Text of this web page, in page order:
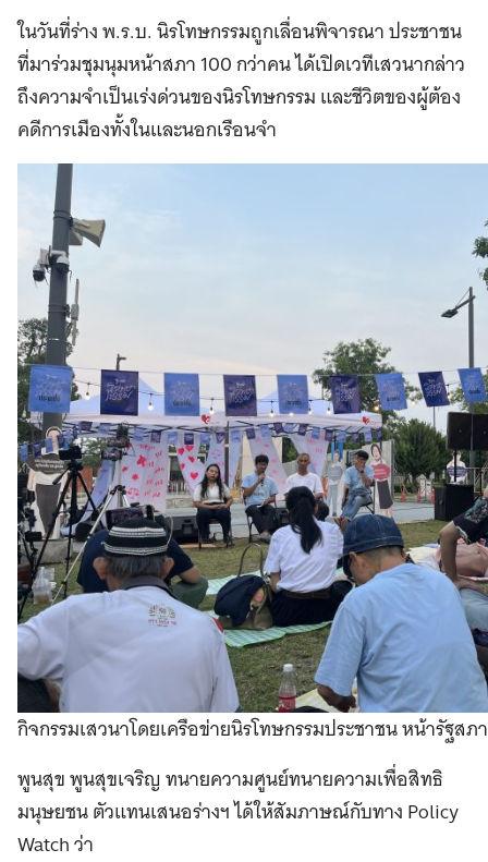
ในวันที่ร่าง พ.ร.บ. นิรโทษกรรมถูกเลื่อนพิจารณา ประชาชน
ที่มาร่วมชุมนุมหน้าสภา 100 กว่าคน ได้เปิดเวทีเสวนากล่าว
ถึงความจำเป็นเร่งด่วนของนิรโทษกรรม และชีวิตของผู้ต้อง
คดีการเมืองทั้งในและนอกเรือนจำ
กิจกรรมเสวนาโดยเครือข่ายนิรโทษกรรมประชาชน หน้ารัฐสภา
พูนสุข พูนสุขเจริญ ทนายความศูนย์ทนายความเพื่อสิทธิ
มนุษยชน ตัวแทนเสนอร่างฯ ได้ให้สัมภาษณ์กับทาง Policy
Watch ว่า